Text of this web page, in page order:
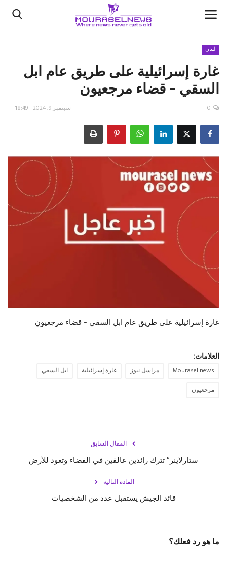
الأخبار
كتّابنا
اقتصاد
علوم وتكنولوجيا
رياضة
حياة
لبنان
غارة إسرائيلية على طريق عام ابل
السقي - قضاء مرجعيون
سبتمبر 9, 2024 - 18:49 0
غارة إسرائيلية على طريق عام ابل السقي - قضاء مرجعيون
العلامات:
Mourasel news مراسل نيوز غارة إسرائيلية
ابل السقي
مرجعيون
المقال السابق
ستارلاينر” تترك رائدين عالقين في الفضاء وتعود للأرض
المادة التالية
قائد الجيش يستقبل عدد من الشخصيات
ما هو رد فعلك؟